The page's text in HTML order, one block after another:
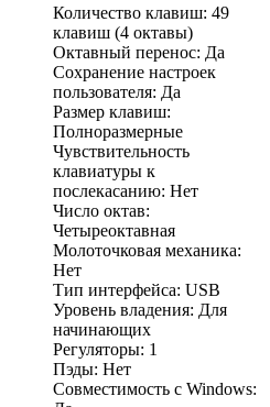
Количество клавиш: 49
клавиш (4 октавы)
Октавный перенос: Да
Сохранение настроек
пользователя: Да
Размер клавиш:
Полноразмерные
Чувствительность
клавиатуры к
послекасанию: Нет
Число октав:
Четыреоктавная
Молоточковая механика:
Нет
Тип интерфейса: USB
Уровень владения: Для
начинающих
Регуляторы: 1
Пэды: Нет
Совместимость с Windows: